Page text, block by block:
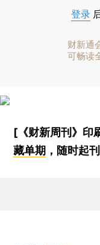
登录
财新通
可畅读
[《财新周刊》印
藏单期 ，随时起